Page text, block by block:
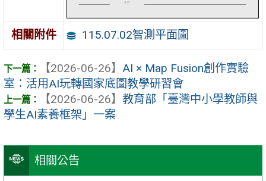
相關公告
相關附件 115.07.02智測平面圖
【2026-06-26】 AI × Map Fusion創作實驗
室：活用AI玩轉國家底圖教學研習會
【2026-06-26】 教育部「臺灣中小學教師與
學生AI素養框架」一案